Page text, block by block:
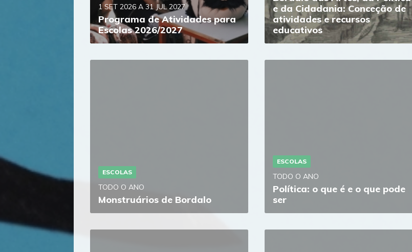
1 SET 2026 A 31 JUL 2027
Programa de Atividades para
Escolas 2026/2027
e da Cidadania: Conceção de
atividades e recursos
educativos
ESCOLAS
TODO O ANO
Monstruários de Bordalo
ESCOLAS
TODO O ANO
Política: o que é e o que pode
ser